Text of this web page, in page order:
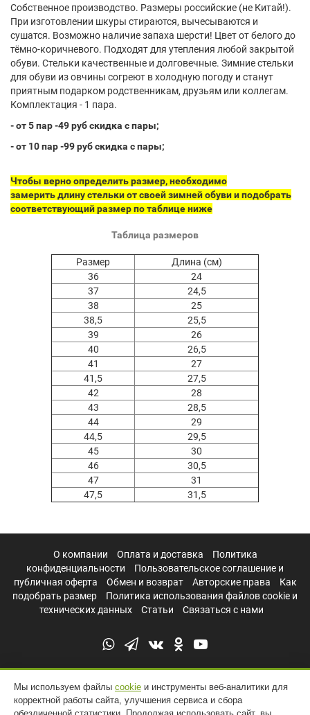
Собственное производство. Размеры российские (не Китай!).
При изготовлении шкуры стираются, вычесываются и
сушатся. Возможно наличие запаха шерсти! Цвет от белого до
тёмно-коричневого. Подходят для утепления любой закрытой
обуви. Стельки качественные и долговечные. Зимние стельки
для обуви из овчины согреют в холодную погоду и станут
приятным подарком родственникам, друзьям или коллегам.
Комплектация - 1 пара.
- от 5 пар -49 руб скидка с пары;
- от 10 пар -99 руб скидка с пары;
Чтобы верно определить размер, необходимо
замеритьдлину стелькиот своей зимней обуви и подобрать
соответствующий размер по таблице ниже
Таблица размеров
Размер
Длина (см)
36
24
37
24,5
38
25
38,5
25,5
39
26
40
26,5
41
27
41,5
27,5
42
28
43
28,5
44
29
44,5
29,5
45
30
46
30,5
47
31
47,5
31,5
О компании Оплата и доставка
Политика
конфиденциальности
Пользовательское соглашение и
публичная оферта
Обмен и возврат Авторские права
Как
подобрать размер
Политика использования файлов cookie и
технических данных
Статьи Связаться с нами
Мы используем файлы cookie и инструменты веб-аналитики для
корректной работы сайта, улучшения сервиса и сбора